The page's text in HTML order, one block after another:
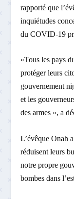
rapporté que
inquiétudes
du COVID-19
«Tous les pays
protéger leurs
gouvernement
et les
des armes », a
L’évêque Onah
réduisent leurs
notre propre
bombes dans